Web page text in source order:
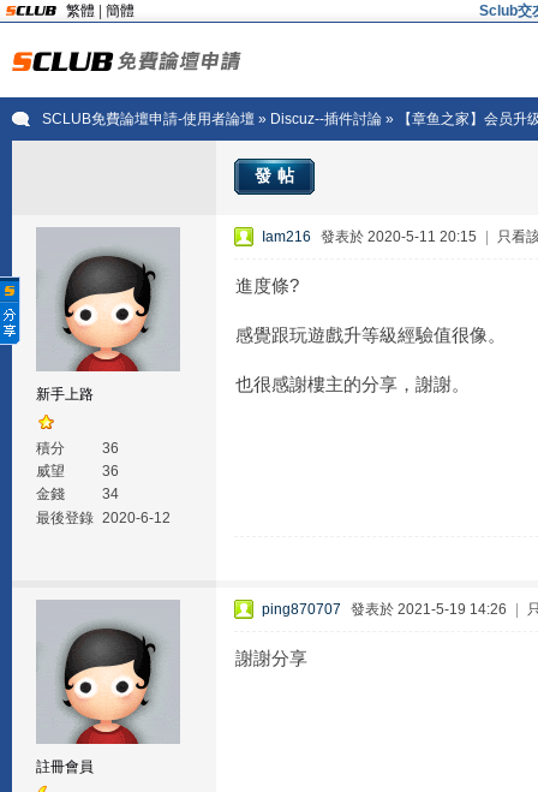
繁體 簡體 Sclub交
SCLUB免費論壇申請-使用者論壇» Discuz--插件討論» 【章鱼之家】会员升
發帖
新手上路
積分
36
威望
36
金錢
34
最後登錄 2020-6-12
Iam216 發表於 2020-5-11 20:15 只看
進度條?
感覺跟玩遊戲升等級經驗值很像。
也很感謝樓主的分享，謝謝。
註冊會員
ping870707 發表於 2021-5-19 14:26
謝謝分享